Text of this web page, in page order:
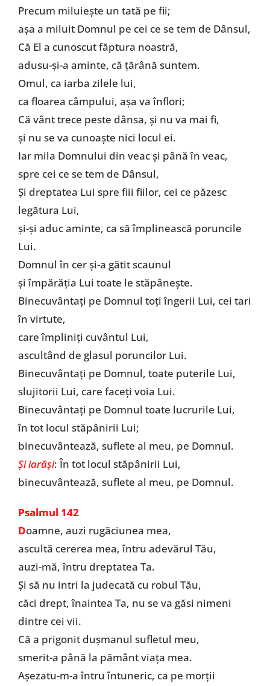
Precum miluieşte un tată pe fii;
aşa a miluit Domnul pe cei ce se tem de Dânsul,
Că El a cunoscut făptura noastră,
adusu-şi-a aminte, că ţărână suntem.
Omul, ca iarba zilele lui,
ca floarea câmpului, aşa va înflori;
Că vânt trece peste dânsa, şi nu va mai fi,
şi nu se va cunoaşte nici locul ei.
Iar mila Domnului din veac şi până în veac,
spre cei ce se tem de Dânsul,
Şi dreptatea Lui spre fiii fiilor, cei ce păzesc
legătura Lui,
şi-şi aduc aminte, ca să împlinească poruncile
Lui.
Domnul în cer şi-a gătit scaunul
şi împărăţia Lui toate le stăpâneşte.
Binecuvântaţi pe Domnul toţi îngerii Lui, cei tari
în virtute,
care împliniţi cuvântul Lui,
ascultând de glasul poruncilor Lui.
Binecuvântaţi pe Domnul, toate puterile Lui,
slujitorii Lui, care faceţi voia Lui.
Binecuvântaţi pe Domnul toate lucrurile Lui,
în tot locul stăpânirii Lui;
binecuvântează, suflete al meu, pe Domnul.
Şi iarăși: În tot locul stăpânirii Lui,
binecuvântează, suflete al meu, pe Domnul.
Psalmul 142
Doamne, auzi rugăciunea mea,
ascultă cererea mea, întru adevărul Tău,
auzi-mă, întru dreptatea Ta.
Şi să nu intri la judecată cu robul Tău,
căci drept, înaintea Ta, nu se va găsi nimeni
dintre cei vii.
Că a prigonit duşmanul sufletul meu,
smerit-a până la pământ viaţa mea.
Aşezatu-m-a întru întuneric, ca pe morţii